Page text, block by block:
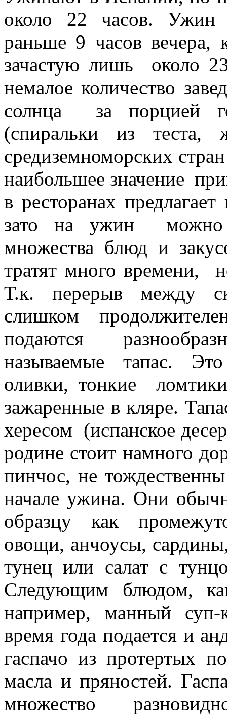
около 22 часов. Ужин
раньше 9 часов вечера,
зачастую лишь около
немалое количество
солнца за порцией
(спиральки из
средиземноморских
наибольшее значение
в ресторанах
зато на ужин можно
множества блюд и
тратят много времени,
Т.к. перерыв между
слишком
подаются
называемые тапас.
оливки, тонкие
зажаренные в кляре.
хересом (испанское
родине стоит намного
пинчос, не
начале ужина. Они
образцу как
овощи, анчоусы,
тунец или салат с
Следующим блюдом,
например, манный
время года подается и
гаспачо из протертых
масла и пряностей.
множество